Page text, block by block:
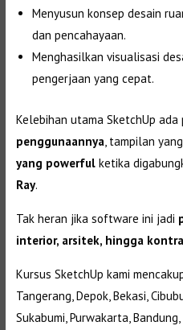
Menyusun konsep desain
dan pencahayaan.
Menghasilkan visualisasi
pengerjaan yang cepat.
Kelebihan utama SketchUp ada
penggunaannya , tampilan yang
yang powerfulketika
Ray.
Tak heran jika software ini jadi
interior, arsitek, hingga
Kursus SketchUp kami
Tangerang, Depok, Bekasi,
Sukabumi, Purwakarta,